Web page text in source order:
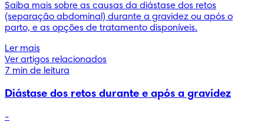
Dodot® Pants Activity™
Saiba mais sobre as causas da diástase dos retos
(separação abdominal) durante a gravidez ou após o
parto, e as opções de tratamento disponíveis.
Ler mais
Ver artigos relacionados
7 min de leitura
Diástase dos retos durante e após a gravidez
-